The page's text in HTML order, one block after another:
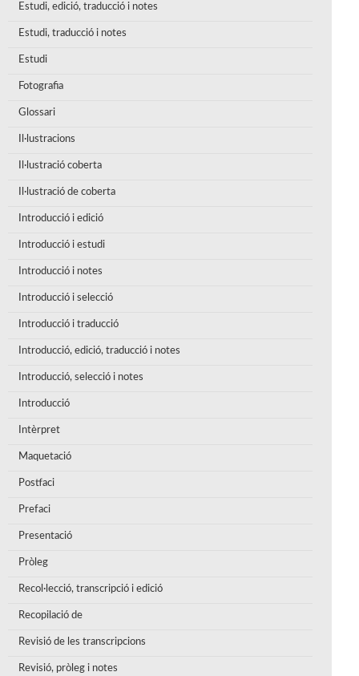
Estudi, edició, traducció i notes
Estudi, traducció i notes
Estudi
Fotografia
Glossari
Il·lustracions
Il·lustració coberta
Il·lustració de coberta
Introducció i edició
Introducció i estudi
Introducció i notes
Introducció i selecció
Introducció i traducció
Introducció, edició, traducció i notes
Introducció, selecció i notes
Introducció
Intèrpret
Maquetació
Postfaci
Prefaci
Presentació
Pròleg
Recol·lecció, transcripció i edició
Recopilació de
Revisió de les transcripcions
Revisió, pròleg i notes